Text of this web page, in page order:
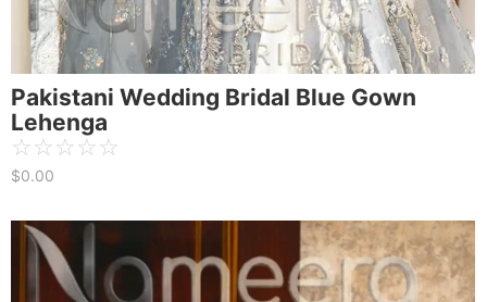
Pakistani Wedding Bridal Blue Gown
Lehenga
☆☆☆☆☆
$0.00